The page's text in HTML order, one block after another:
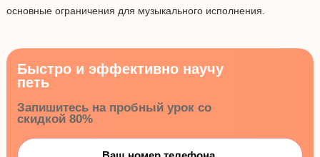
основные ограничения для музыкального исполнения.
Быстро и эффективно научу
петь
Запишитесь на пробный урок со
скидкой 80%